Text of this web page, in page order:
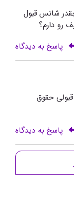
رشته ریاضی چقدر شانس قبول
رو دارم؟
پاسخ به دیدگاه
رتبه ۹۶ احتمالی قبولی حقوق
پاسخ به دیدگاه